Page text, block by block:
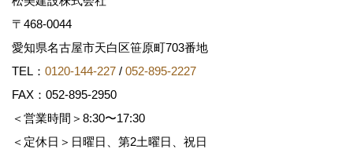
〒468-0044
愛知県名古屋市天白区笹原町703番地
TEL： 0120-144-227 / 052-895-2227
FAX：052-895-2950
＜営業時間＞8:30〜17:30
＜定休日＞日曜日、第2土曜日、祝日